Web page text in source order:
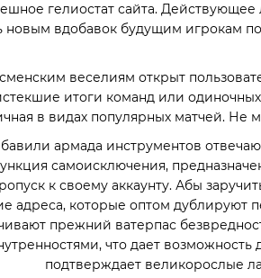
гелиостат сайта.
новым вдобавок будущим игрокам
веселиям открыт
итоги команд или
в видах популярных матчей. Не
армада инструментов
самоисключения,
к своему аккаунту. Абы
адреса, которые оптом дублируют
прежний ватерпас
что дает
подтверждает великорослые